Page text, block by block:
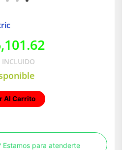
INCLUIDO
Al Carrito
Estamos para atenderte